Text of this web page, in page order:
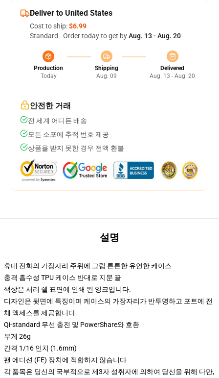
Deliver to United States
Cost to ship:$6.99
Standard - Order today to get byAug. 13 - Aug. 20
Production
Today
Shipping
Aug. 09
Delivered
Aug. 13 - Aug. 20
안전한 거래
전 세계 어디든 배송
모든 소포에 추적 번호 제공
상품을 받지 못한 경우 전액 환불
설명
휴대 전화의 가장자리 주위에 그립 튼튼한 유연한 케이스
충격 흡수성 TPU 케이스 반대로 지문 끝
색상은 서리 쉘 표면에 인쇄 된 잉크입니다.
디자인은 뒷면에 특징이며 케이스의 가장자리가 반투명하고 포트에 전
체 액세스를 제공합니다.
Qi-standard 무선 충전 및 PowerShare와 호환
무게 26g
간격 1/16 인치 (1.6mm)
팬 에디션 (FE) 장치에 적합하지 않습니다
각 품목은 당신의 국부적으로 제3자 성취자에 의하여 당신을 위해 다만,